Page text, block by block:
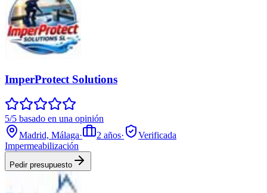
ImperProtect Solutions
5/5 basado en una opinión
Madrid, Málaga· 2 años·
Verificada
Impermeabilización
Pedir presupuesto